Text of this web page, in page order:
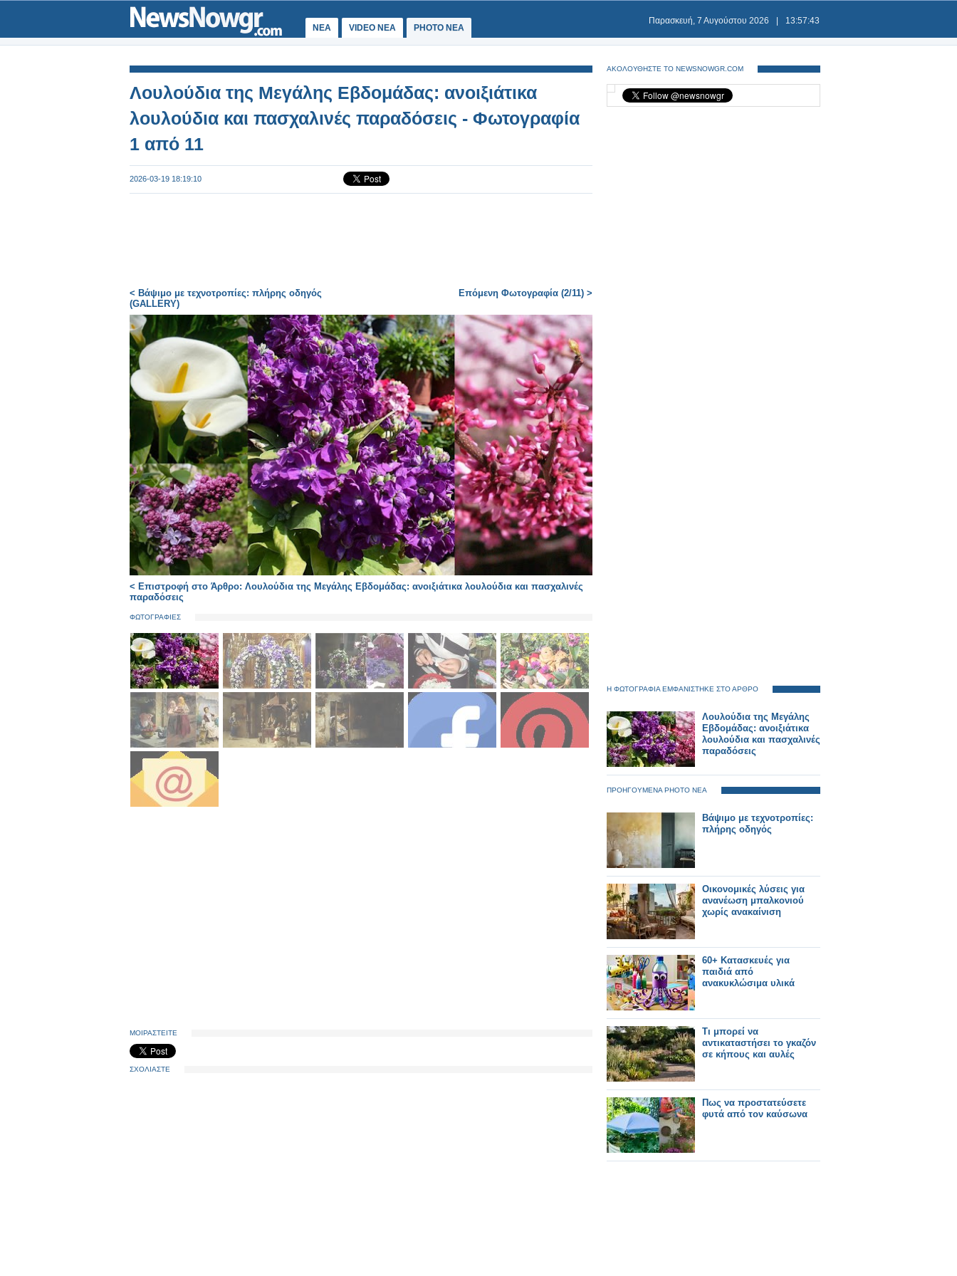
ΝΕΑ VIDEO NEA PHOTO NEA
Παρασκευή, 7 Αυγούστου 2026 13:57:43
Λουλούδια της Μεγάλης Εβδομάδας: ανοιξιάτικα
λουλούδια και πασχαλινές παραδόσεις - Φωτογραφία
1 από 11
2026-03-19 18:19:10
< Βάψιμο με τεχνοτροπίες: πλήρης οδηγός
(GALLERY)
Επόμενη Φωτογραφία (2/11) >
< Επιστροφή στο Άρθρο: Λουλούδια της Μεγάλης Εβδομάδας: ανοιξιάτικα λουλούδια και πασχαλινές
παραδόσεις
ΦΩΤΟΓΡΑΦΙΕΣ
ΜΟΙΡΑΣΤΕΙΤΕ
ΣΧΟΛΙΑΣΤΕ
ΑΚΟΛΟΥΘΗΣΤΕ ΤΟ NEWSNOWGR.COM
Η ΦΩΤΟΓΡΑΦΙΑ ΕΜΦΑΝΙΣΤΗΚΕ ΣΤΟ ΑΡΘΡΟ
Λουλούδια της Μεγάλης
Εβδομάδας: ανοιξιάτικα
λουλούδια και πασχαλινές
παραδόσεις
ΠΡΟΗΓΟΥΜΕΝΑ PHOTO ΝΕΑ
Βάψιμο με τεχνοτροπίες:
πλήρης οδηγός
Οικονομικές λύσεις για
ανανέωση μπαλκονιού
χωρίς ανακαίνιση
60+ Κατασκευές για
παιδιά από
ανακυκλώσιμα υλικά
Τι μπορεί να
αντικαταστήσει το γκαζόν
σε κήπους και αυλές
Πως να προστατεύσετε
φυτά από τον καύσωνα